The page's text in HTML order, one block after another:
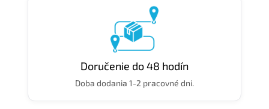
Doručenie do 48 hodín
Doba dodania 1-2 pracovné dni.